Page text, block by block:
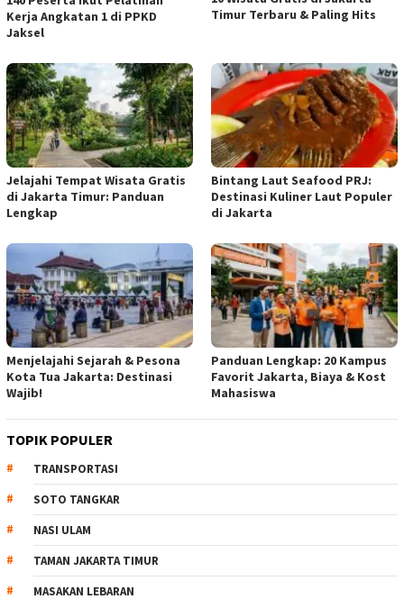
Kerja Angkatan 1 di PPKD
Jaksel
Timur Terbaru & Paling Hits
Jelajahi Tempat Wisata Gratis
di Jakarta Timur: Panduan
Lengkap
Bintang Laut Seafood PRJ:
Destinasi Kuliner Laut Populer
di Jakarta
Menjelajahi Sejarah & Pesona
Kota Tua Jakarta: Destinasi
Wajib!
Panduan Lengkap: 20 Kampus
Favorit Jakarta, Biaya & Kost
Mahasiswa
TOPIK POPULER
TRANSPORTASI
SOTO TANGKAR
NASI ULAM
TAMAN JAKARTA TIMUR
MASAKAN LEBARAN